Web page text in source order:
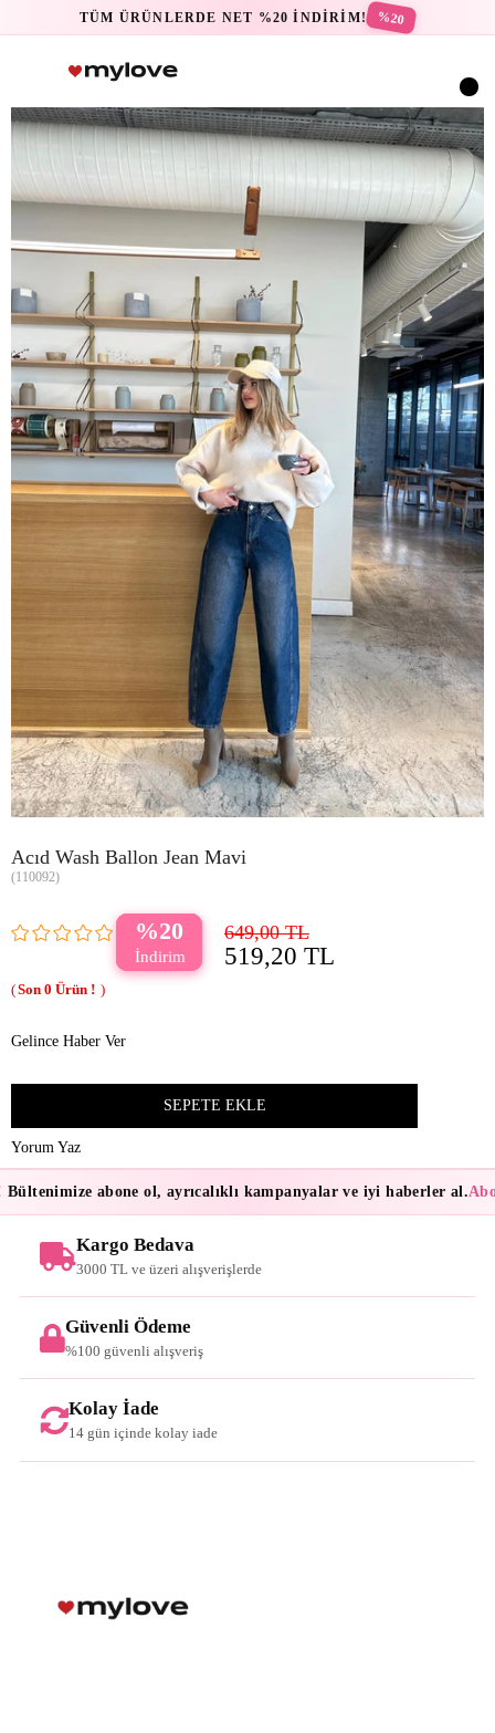
TÜM ÜRÜNLERDE NET %20 İNDİRİM! %20
Acıd Wash Ballon Jean Mavi
(110092)
20 649,00 TL
519,20 TL
0
Gelince Haber Ver
Yorum Yaz
abone ol, ayrıcalıklı kampanyalar ve iyi haberler al.
Kargo Bedava
3000 TL ve üzeri alışverişlerde
Güvenli Ödeme
%100 güvenli alışveriş
Kolay İade
14 gün içinde kolay iade